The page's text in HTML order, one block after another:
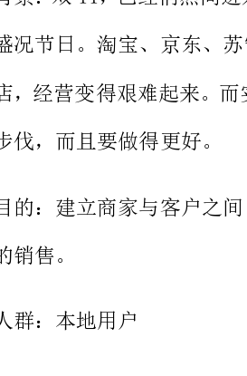
1、将你的烦恼告诉我：
主办方：________电器销售有限公司